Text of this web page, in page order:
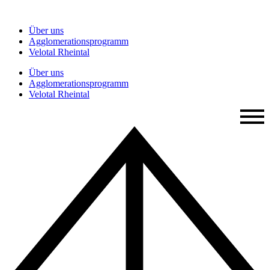
springenÜber uns
Agglomerationsprogramm
Velotal Rheintal
Über uns
Agglomerationsprogramm
Velotal Rheintal